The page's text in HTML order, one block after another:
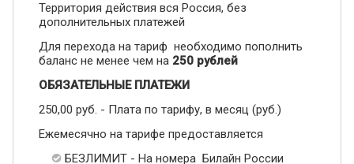
Территория действия вся Россия, без
дополнительных платежей
Для перехода на тариф необходимо пополнить
баланс не менее чем на 250 рублей
ОБЯЗАТЕЛЬНЫЕ ПЛАТЕЖИ
250,00 руб. - Плата по тарифу, в месяц (руб.)
Ежемесячно на тарифе предоставляется
БЕЗЛИМИТ - На номера Билайн России